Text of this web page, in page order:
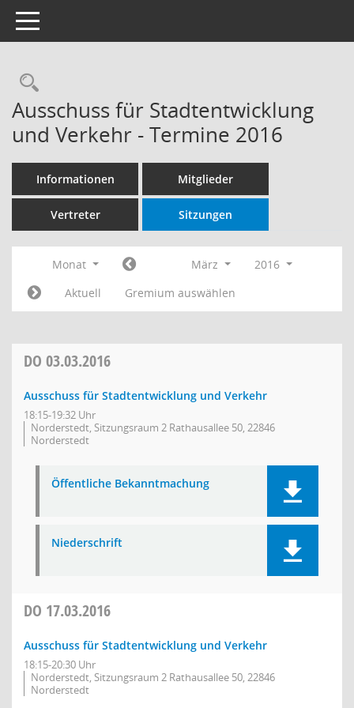
Toggle navigation
Rechercheauswahl
Ausschuss für Stadtentwicklung
und Verkehr - Termine 2016
Informationen Mitglieder
Vertreter Sitzungen
Monat März
2016
Aktuell
Gremium auswählen
DO 03.03.2016
Ausschuss für Stadtentwicklung und Verkehr
18:15-19:32 Uhr
Norderstedt, Sitzungsraum 2 Rathausallee 50, 22846
Norderstedt
Öffentliche Bekanntmachung
Niederschrift
DO 17.03.2016
Ausschuss für Stadtentwicklung und Verkehr
18:15-20:30 Uhr
Norderstedt, Sitzungsraum 2 Rathausallee 50, 22846
Norderstedt